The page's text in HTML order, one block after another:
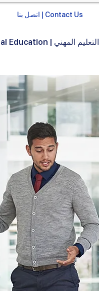
اتصل بنا | Contact Us
Vocational Education | التعليم المهني